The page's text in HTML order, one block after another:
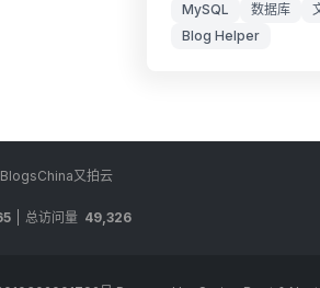
MySQL
数据库
Blog Helper
BlogsChina又拍云
总访问量 49,326